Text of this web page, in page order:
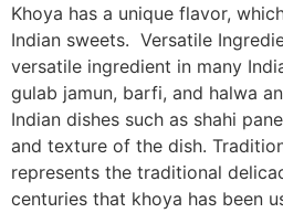
Khoya has a unique flavor,
Indian sweets. Versatile
versatile ingredient in many
gulab jamun, barfi, and halwa
Indian dishes such as shahi
and texture of the dish.
represents the traditional
centuries that khoya has been